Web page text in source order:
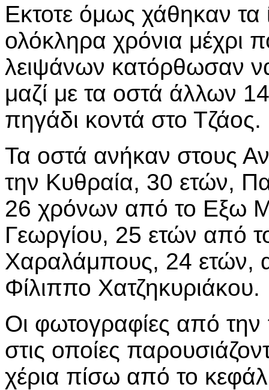
Εκτοτε όμως χάθηκαν τα
ολόκληρα χρόνια μέχρι
λειψάνων κατόρθωσαν
μαζί με τα οστά άλλων
πηγάδι κοντά στο Τζάος.
Τα οστά ανήκαν στους
την Κυθραία, 30 ετών,
26 χρόνων από το Εξω
Γεωργίου, 25 ετών από
Χαραλάμπους, 24 ετών,
Φίλιππο Χατζηκυριάκου.
Οι φωτογραφίες από
στις οποίες
χέρια πίσω από το